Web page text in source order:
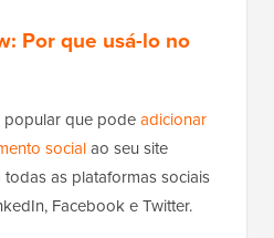
Por que usá-lo no
popular que podeadicionar
socialao seu site
as plataformas sociais
Facebook e Twitter.